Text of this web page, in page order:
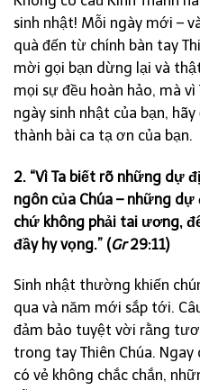
sinh nhật! Mỗi ngày mới –
quà đến từ chính bàn tay
mời gọi bạn dừng lại và
mọi sự đều hoàn hảo, mà vì
ngày sinh nhật của bạn,
thành bài ca tạ ơn của bạn.
2. “Vì Ta biết rõ những dự
ngôn của Chúa – những
chứ không phải tai ương,
đầy hy vọng.” (Gr29:11)
Sinh nhật thường khiến
qua và năm mới sắp tới.
đảm bảo tuyệt vời rằng
trong tay Thiên Chúa.
có vẻ không chắc chắn,